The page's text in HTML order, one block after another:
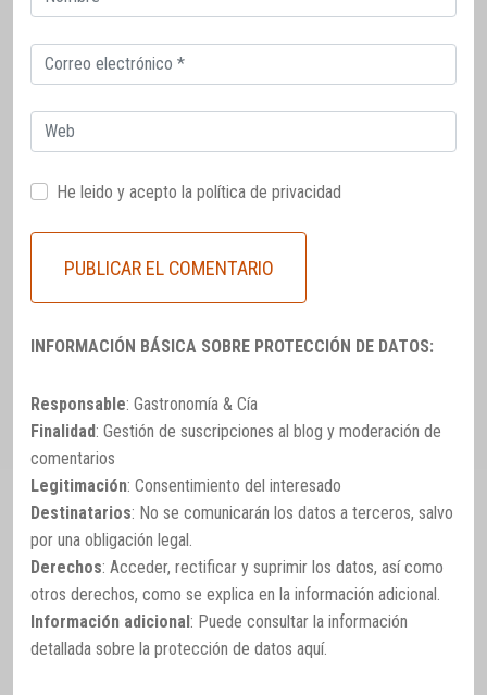
electrónico
Correo
electrónico
Web
He leido y acepto la política de privacidad
INFORMACIÓN BÁSICA SOBRE PROTECCIÓN DE DATOS:
Responsable: Gastronomía & Cía
Finalidad: Gestión de suscripciones al blog y moderación de
comentarios
Legitimación: Consentimiento del interesado
Destinatarios: No se comunicarán los datos a terceros, salvo
por una obligación legal.
Derechos: Acceder, rectificar y suprimir los datos, así como
otros derechos, como se explica en la información adicional.
Información adicional: Puede consultar la información
detallada sobre la protección de datos aquí.